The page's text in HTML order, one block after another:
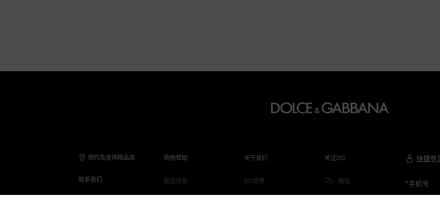
预约及查询精品店
联系我们
购物帮助
配送信息
关于我们
DG世界
关注DG
微信
快捷登
*手机号